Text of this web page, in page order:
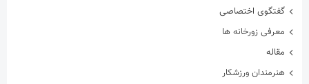
گفتگوی اختصاصی
معرفی زورخانه ها
مقاله
هنرمندان ورزشکار